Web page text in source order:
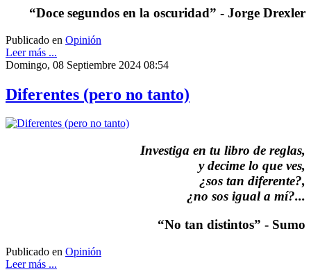
“Doce segundos en la oscuridad” - Jorge Drexler
Publicado en Opinión
Leer más ...
Domingo, 08 Septiembre 2024 08:54
Diferentes (pero no tanto)
Investiga en tu libro de reglas,
y decime lo que ves,
¿sos tan diferente?,
¿no sos igual a mí?...
“No tan distintos” - Sumo
Publicado en Opinión
Leer más ...